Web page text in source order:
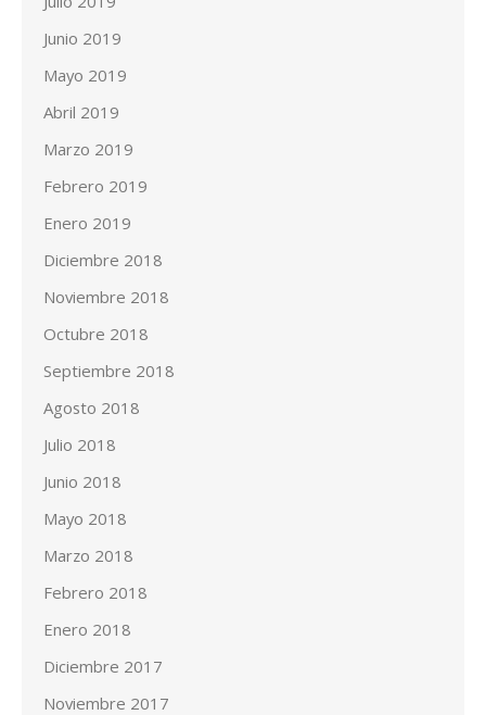
Junio 2019
Mayo 2019
Abril 2019
Marzo 2019
Febrero 2019
Enero 2019
Diciembre 2018
Noviembre 2018
Octubre 2018
Septiembre 2018
Agosto 2018
Julio 2018
Junio 2018
Mayo 2018
Marzo 2018
Febrero 2018
Enero 2018
Diciembre 2017
Noviembre 2017